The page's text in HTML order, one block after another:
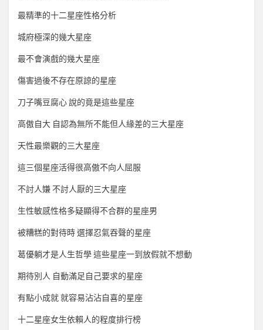
最精準的十二星座性格分析
城府極深的幾大星座
最不會演戲的幾大星座
傷害過後不存在原諒的星座
刀子嘴豆腐心 說的竟是這些星座
高傲自大 自認為無所不能但人緣差的三大星座
天性最樂觀的三大星座
這三個星座活得很高傲不向人屈服
不討人嫌 不討人厭的三大星座
生性敏感性格多疑顯得不合群的星座男
被糟糕的對待時 選擇忍氣吞聲的星座
葛優躺才是人生哲學 這些星座一到放假就不想動
期待別人 自動滿足自己要求的星座
有點小成就 就容易沾沾自喜的星座
十二星座女生依賴人的程度排行榜